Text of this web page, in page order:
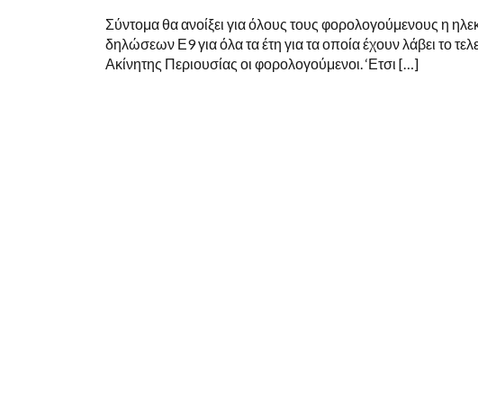
Σύντομα θα ανοίξει για όλους τους φορολογούμενους η
δηλώσεων Ε9 για όλα τα έτη για τα οποία έχουν λάβει το
Ακίνητης Περιουσίας οι φορολογούμενοι. ‘Ετσι […]